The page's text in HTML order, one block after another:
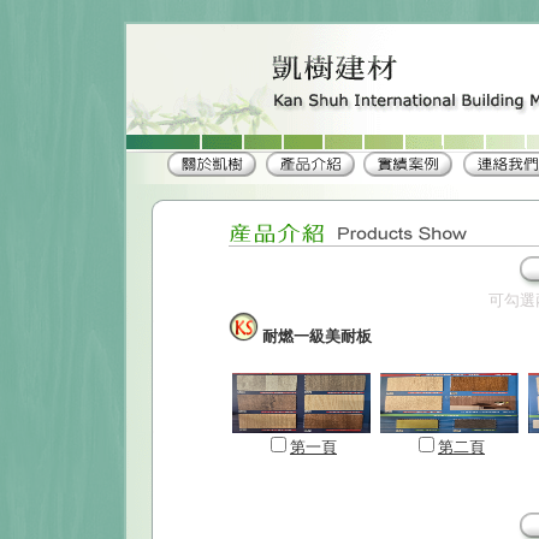
可勾選
耐燃一級美耐板
第一頁 第二頁